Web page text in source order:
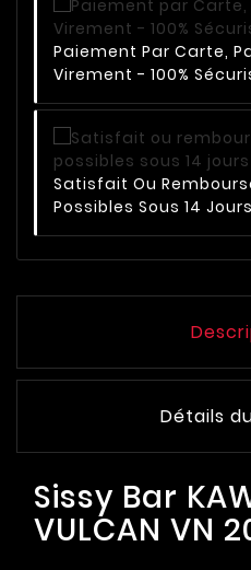
Paiement Par Carte,
Virement - 100%
Satisfait Ou
Possibles Sous 14 Jours
Détails
Sissy Bar
VULCAN VN